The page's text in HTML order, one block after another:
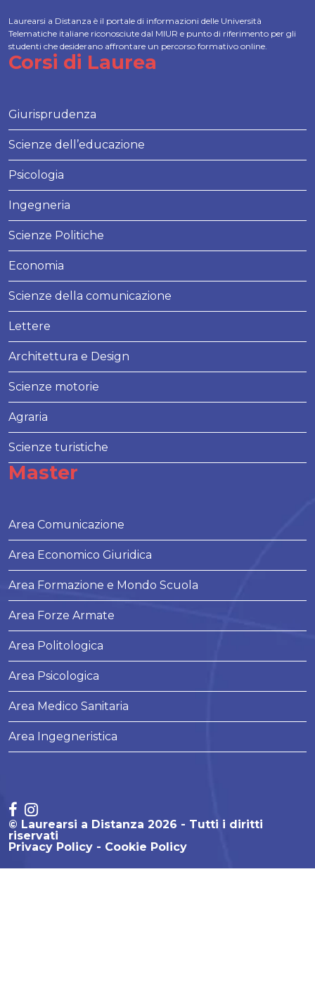
Laurearsi a Distanza è il portale di informazioni delle Università
Telematiche italiane riconosciute dal MIUR e punto di riferimento per gli
studenti che desiderano affrontare un percorso formativo online.
Corsi di Laurea
Giurisprudenza
Scienze dell’educazione
Psicologia
Ingegneria
Scienze Politiche
Economia
Scienze della comunicazione
Lettere
Architettura e Design
Scienze motorie
Agraria
Scienze turistiche
Master
Area Comunicazione
Area Economico Giuridica
Area Formazione e Mondo Scuola
Area Forze Armate
Area Politologica
Area Psicologica
Area Medico Sanitaria
Area Ingegneristica
© Laurearsi a Distanza 2026 - Tutti i diritti
riservati
Privacy Policy
Cookie Policy